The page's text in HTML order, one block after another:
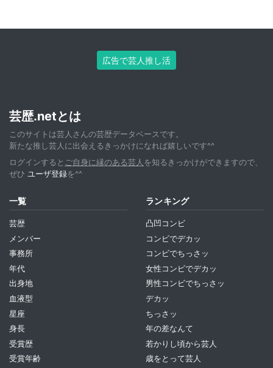
広告で芸人推し活
芸歴.netとは
このサイトは芸人さんの芸歴データベースです。
新たな推し芸人に出会えるきっかけになれば嬉しいです^^
ログインすると ご自身に縁のある芸人 を知るきっかけができますので、
ぜひ ユーザ登録を^^
一覧
芸歴
メンバー
事務所
年代
出身地
血液型
星座
身長
受賞歴
受賞年齢
ランキング
凸凹コンビ
コンビでデカッ
コンビでちっさッ
女性コンビでデカッ
男性コンビでちっさッ
デカッ
ちっさッ
年の差なんて
若かりし頃から芸人
歳をとって芸人